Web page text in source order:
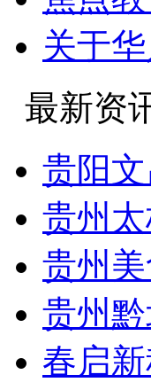
关于
最新资
贵阳
贵州
贵州
贵州
春启